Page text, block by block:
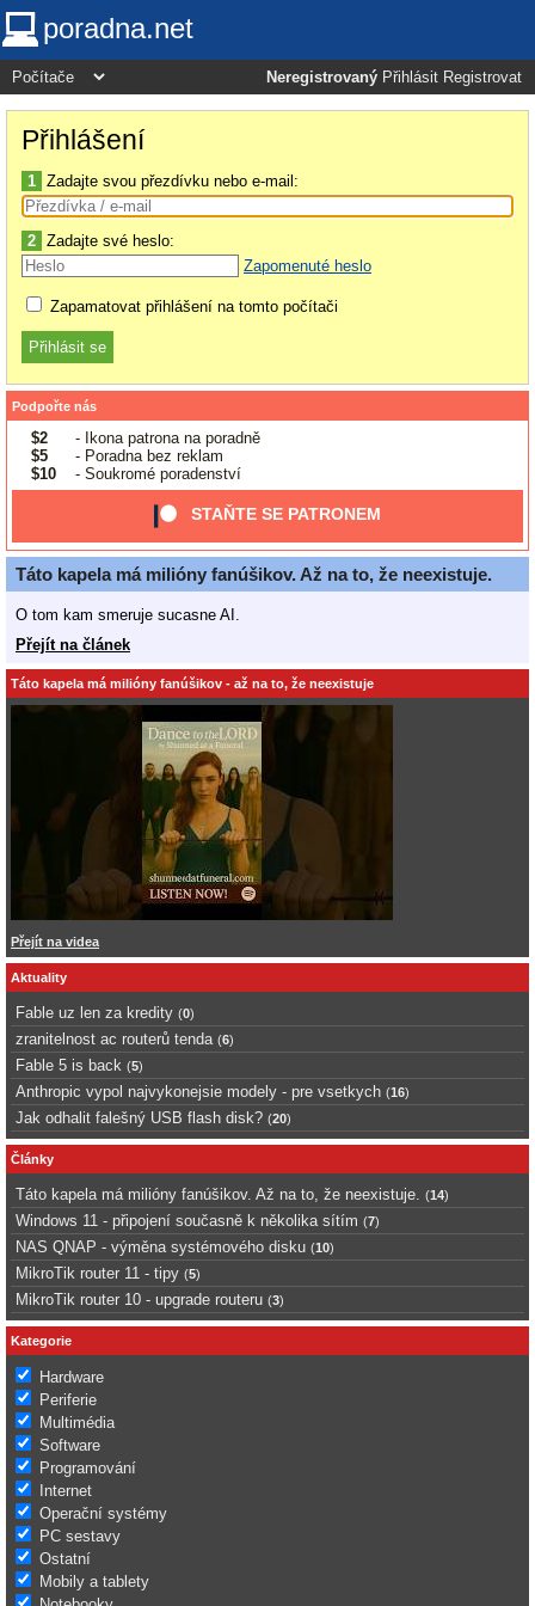
poradna.net
Neregistrovaný Přihlásit Registrovat
Přihlášení
1 Zadajte svou přezdívku nebo e-mail:
2 Zadajte své heslo:
Zapomenuté heslo
Zapamatovat přihlášení na tomto počítači
Podpořte nás
$2
- Ikona patrona na poradně
$5
- Poradna bez reklam
$10
- Soukromé poradenství
STAŇTE SE PATRONEM
Táto kapela má milióny fanúšikov. Až na to, že neexistuje.
O tom kam smeruje sucasne AI.
Přejít na článek
Táto kapela má milióny fanúšikov - až na to, že neexistuje
Přejít na videa
Aktuality
Fable uz len za kredity (0)
zranitelnost ac routerů tenda (6)
Fable 5 is back (5)
Anthropic vypol najvykonejsie modely - pre vsetkych (16)
Jak odhalit falešný USB flash disk? (20)
Články
Táto kapela má milióny fanúšikov. Až na to, že neexistuje. (14)
Windows 11 - připojení současně k několika sítím (7)
NAS QNAP - výměna systémového disku (10)
MikroTik router 11 - tipy (5)
MikroTik router 10 - upgrade routeru (3)
Kategorie
Hardware
Periferie
Multimédia
Software
Programování
Internet
Operační systémy
PC sestavy
Ostatní
Mobily a tablety